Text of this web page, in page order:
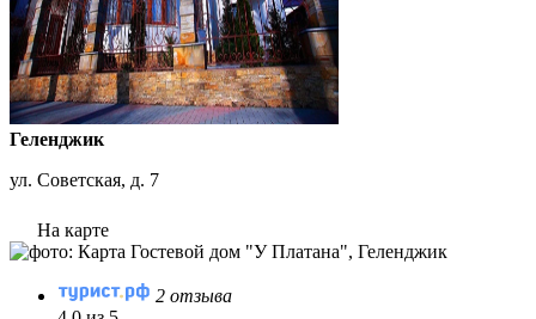
Геленджик
ул. Советская, д. 7
На карте
2 отзыва